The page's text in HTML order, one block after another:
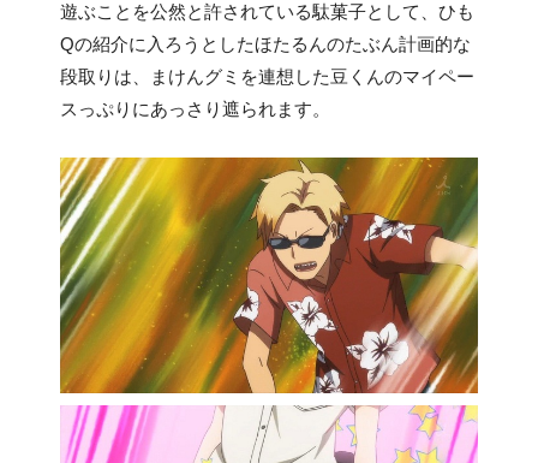
遊ぶことを公然と許されている駄菓子として、ひも
Qの紹介に入ろうとしたほたるんのたぶん計画的な
段取りは、まけんグミを連想した豆くんのマイペー
スっぷりにあっさり遮られます。